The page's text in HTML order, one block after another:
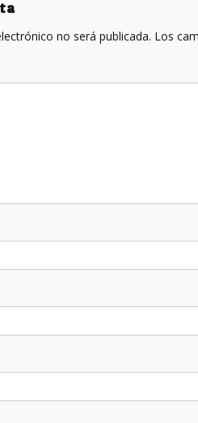
no será publicada. Los